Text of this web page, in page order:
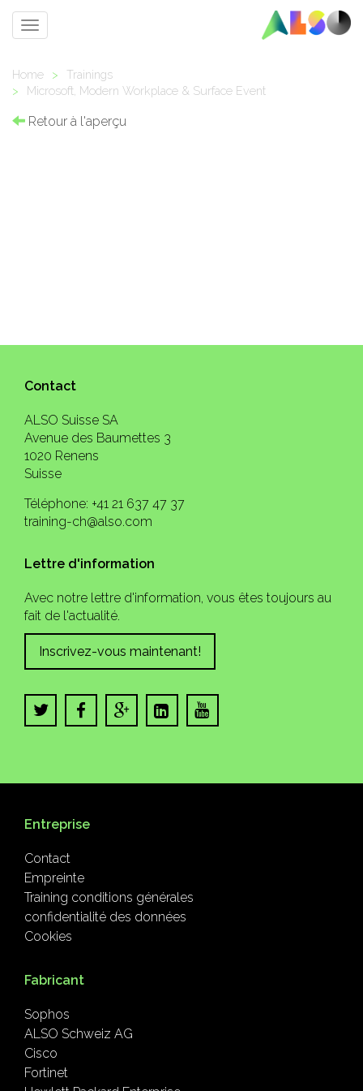
Toggle
Home >
Trainings
>
Microsoft, Modern Workplace & Surface Event
Retour à l'aperçu
Contact
ALSO Suisse SA
Avenue des Baumettes 3
1020 Renens
Suisse
Téléphone: +41 21 637 47 37
training-ch@also.com
Lettre d'information
Avec notre lettre d'information, vous êtes toujours au
fait de l'actualité.
Inscrivez-vous maintenant!
Entreprise
Contact
Empreinte
Training conditions générales
confidentialité des données
Cookies
Fabricant
Sophos
ALSO Schweiz AG
Cisco
Fortinet